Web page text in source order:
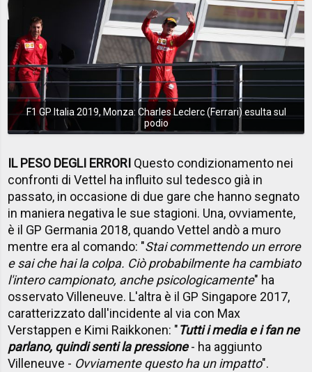
F1 GP Italia 2019, Monza: Charles Leclerc (Ferrari) esulta sul
podio
IL PESO DEGLI ERRORI Questo condizionamento nei
confronti di Vettel ha influito sul tedesco già in
passato, in occasione di due gare che hanno segnato
in maniera negativa le sue stagioni. Una, ovviamente,
è il GP Germania 2018, quando Vettel andò a muro
mentre era al comando: "Stai commettendo un errore
e sai che hai la colpa. Ciò probabilmente ha cambiato
l'intero campionato, anche psicologicamente" ha
osservato Villeneuve. L'altra è il GP Singapore 2017,
caratterizzato dall'incidente al via con Max
Verstappen e Kimi Raikkonen: "Tutti i media e i fan ne
parlano, quindi senti la pressione- ha aggiunto
Villeneuve - Ovviamente questo ha un impatto".